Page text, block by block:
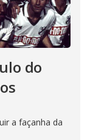
do
a façanha da